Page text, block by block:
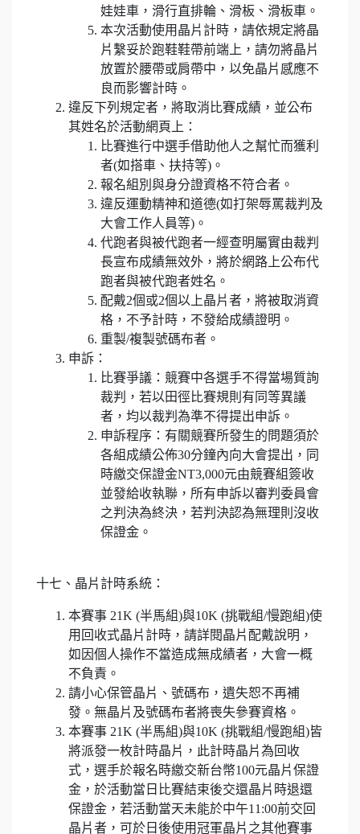
娃娃車，滑行直排輪、滑板、滑板車。
本次活動使用晶片計時，請依規定將晶
片繫妥於跑鞋鞋帶前端上，請勿將晶片
放置於腰帶或肩帶中，以免晶片感應不
良而影響計時。
違反下列規定者，將取消比賽成績，並公布
其姓名於活動網頁上：
比賽進行中選手借助他人之幫忙而獲利
者(如搭車、扶持等)。
報名組別與身分證資格不符合者。
違反運動精神和道德(如打架辱罵裁判及
大會工作人員等)。
代跑者與被代跑者一經查明屬實由裁判
長宣布成績無效外，將於網路上公布代
跑者與被代跑者姓名。
配戴2個或2個以上晶片者，將被取消資
格，不予計時，不發給成績證明。
重製/複製號碼布者。
申訴：
比賽爭議：競賽中各選手不得當場質詢
裁判，若以田徑比賽規則有同等異議
者，均以裁判為準不得提出申訴。
申訴程序：有關競賽所發生的問題須於
各組成績公佈30分鐘內向大會提出，同
時繳交保證金NT3,000元由競賽組簽收
並發給收執聯，所有申訴以審判委員會
之判決為終決，若判決認為無理則沒收
保證金。
十七、晶片計時系統：
本賽事 21K (半馬組)與10K (挑戰組/慢跑組)使
用回收式晶片計時，請詳閱晶片配戴說明，
如因個人操作不當造成無成績者，大會一概
不負責。
請小心保管晶片、號碼布，遺失恕不再補
發。無晶片及號碼布者將喪失參賽資格。
本賽事 21K (半馬組)與10K (挑戰組/慢跑組)皆
將派發一枚計時晶片，此計時晶片為回收
式，選手於報名時繳交新台幣100元晶片保證
金，於活動當日比賽結束後交還晶片時退還
保證金，若活動當天未能於中午11:00前交回
晶片者，可於日後使用冠軍晶片之其他賽事